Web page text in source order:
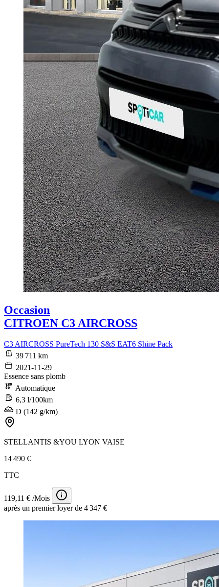
Occasion
CITROEN C3 AIRCROSS
C3 AIRCROSS PureTech 130 S&S EAT6 Shine Pack
39 711 km
2021-11-29
Essence sans plomb
Automatique
6,3 l/100km
D (142 g/km)
STELLANTIS &YOU LYON VAISE
14 490 €
TTC
119,11 € /Mois
après un premier loyer de 4 347 €